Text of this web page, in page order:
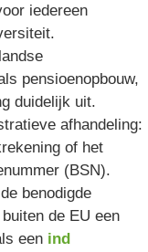
iedereen
pensioenopbouw,
duidelijk uit.
afhandeling:
of het
(BSN).
benodigde
de EU een
een ind